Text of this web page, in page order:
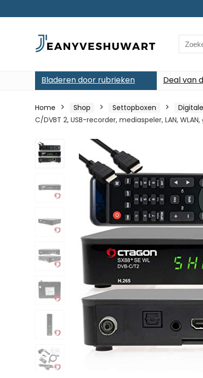
Search
for:
Bladeren door rubrieken Deal van
Home Shop Settopboxen
C/DVBT 2, USB-recorder, mediaspeler, LAN,